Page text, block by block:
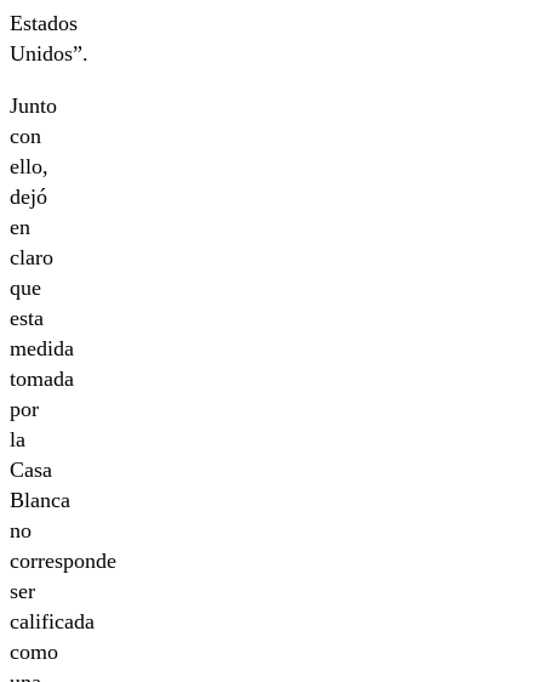
Estados
Unidos”.
Junto
con
ello,
dejó
en
claro
que
esta
medida
tomada
por
la
Casa
Blanca
no
corresponde
ser
calificada
como